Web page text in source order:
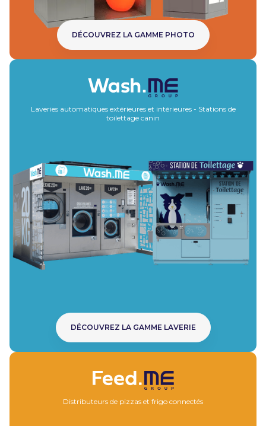
DÉCOUVREZ LA GAMME PHOTO
Laveries automatiques extérieures et intérieures - Stations de
toilettage canin
DÉCOUVREZ LA GAMME LAVERIE
Distributeurs de pizzas et frigo connectés